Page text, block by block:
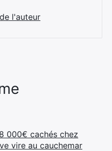
l'auteur
000€ cachés chez
vire au cauchemar